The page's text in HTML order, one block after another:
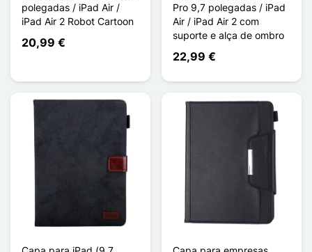
polegadas / iPad Air /
iPad Air 2 Robot Cartoon
20,99 €
Pro 9,7 polegadas / iPad
Air / iPad Air 2 com
suporte e alça de ombro
22,99 €